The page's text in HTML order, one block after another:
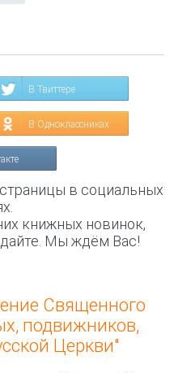
В Твиттере
В Одноклассниках
в социальных
книжных новинок,
Мы ждём Вас!
Священного
подвижников,
Церкви"